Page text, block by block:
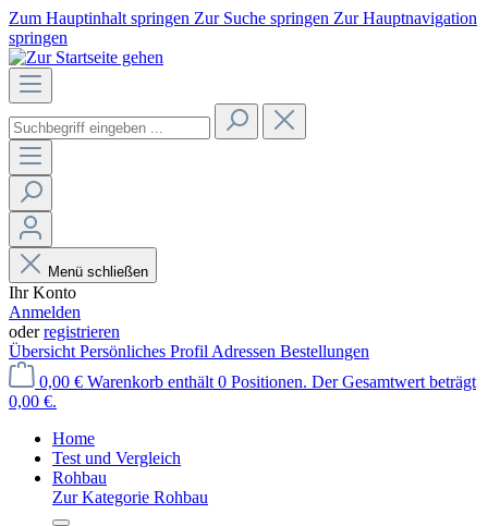
Zum Hauptinhalt springen Zur Suche springen Zur Hauptnavigation
springen
Menü schließen
Ihr Konto
Anmelden
oderregistrieren
Übersicht Persönliches Profil Adressen Bestellungen
0,00 € Warenkorb enthält 0 Positionen. Der Gesamtwert beträgt
0,00 €.
Home
Test und Vergleich
Rohbau
Zur Kategorie Rohbau